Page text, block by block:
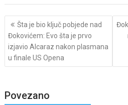
Post
navigation
Šta je bio ključ pobjede nad
Đokovićem: Evo šta je prvo
izjavio Alcaraz nakon plasmana
u finale US Opena
Povezano